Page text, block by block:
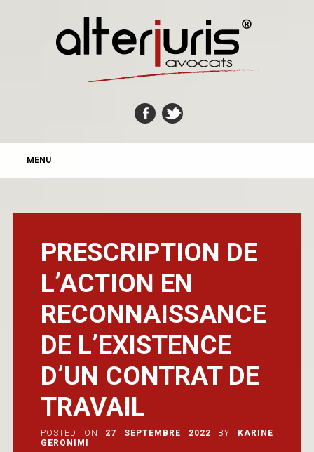
MAIN MENU
MENU
PRESCRIPTION DE
L’ACTION EN
RECONNAISSANCE
DE L’EXISTENCE
D’UN CONTRAT DE
TRAVAIL
POSTED ON 27 SEPTEMBRE 2022 BY
KARINE
GERONIMI